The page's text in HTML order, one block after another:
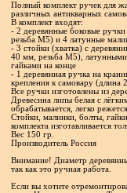
Полный комплект ручек для
различных антикварных
В комплект входят:
- 2 деревянные боковые
резьба М5) и 4 латунные
- 3 стойки (хватка) с
40 мм, резьба М5),
гайками на конце
- 1 деревянная ручка на
крепления к самовару
Все ручки изготовлены из
Древесина липы белая с
обрабатывается, легко
Стойки, малинки, болты,
комплекта изготавливается
Вес 150 гр.
Производитель Россия
Внимание! Диаметр
так как это ручная работа.
Если вы хотите